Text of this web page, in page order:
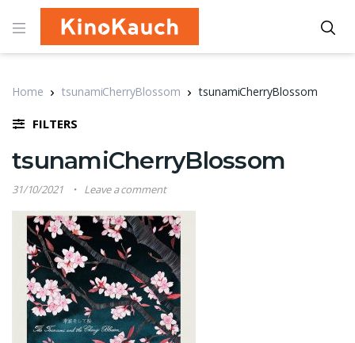
Home tsunamiCherryBlossom tsunamiCherryBlossom
FILTERS
tsunamiCherryBlossom
31/10/2021 Leave a comment